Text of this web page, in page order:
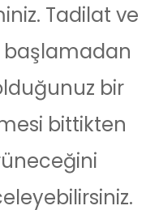
Tadilat ve
başlamadan
bir
bittikten